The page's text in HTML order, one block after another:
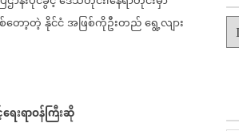
တော့တဲ့နိုင်ငံအဖြစ်ကိုဦးတည်ရွေ့လျား
းရာဝန်ကြီးဆို